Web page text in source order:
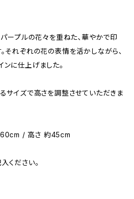
ープルの花々を重ねた、華やかで印
それぞれの花の表情を活かしながら、
に仕上げました。
サイズで高さを調整させていただきま
/ 高さ 約45cm
ください。